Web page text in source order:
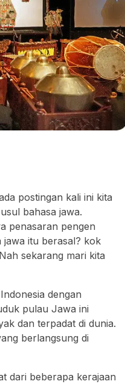
postingan kali ini kita
bahasa jawa.
penasaran pengen
jawa itu berasal? kok
sekarang mari kita
dengan
pulau Jawa ini
dan terpadat di dunia.
berlangsung di
dari beberapa kerajaan